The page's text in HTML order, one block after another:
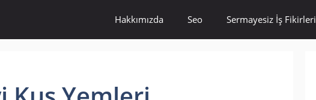
Hakkımızda Seo Sermayesiz İş Fikirleri